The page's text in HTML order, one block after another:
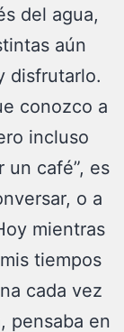
del agua,
aún
disfrutarlo.
conozco a
incluso
un café”, es
o a
mientras
tiempos
cada vez
pensaba en